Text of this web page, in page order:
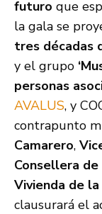
futuro que
la gala se
tres décadas
y el grupo
personas
AVALUS, y
contrapunto
Camarero,
Consellera
Vivienda de
clausurará el